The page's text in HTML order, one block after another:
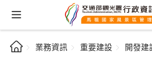
業務資訊 重要建設 開發建